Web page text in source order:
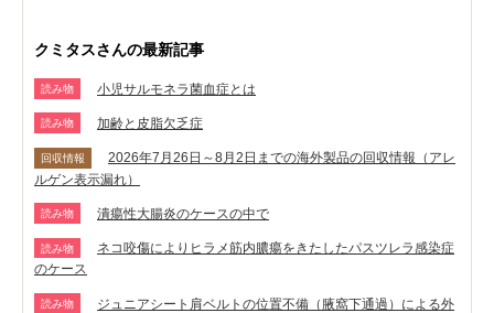
クミタスさんの最新記事
読み物 小児サルモネラ菌血症とは
読み物 加齢と皮脂欠乏症
回収情報
2026年7月26日～8月2日までの海外製品の回収情報（アレ
ルゲン表示漏れ）
読み物 潰瘍性大腸炎のケースの中で
読み物
ネコ咬傷によりヒラメ筋内膿瘍をきたしたパスツレラ感染症
のケース
読み物
ジュニアシート肩ベルトの位置不備（腋窩下通過）による外